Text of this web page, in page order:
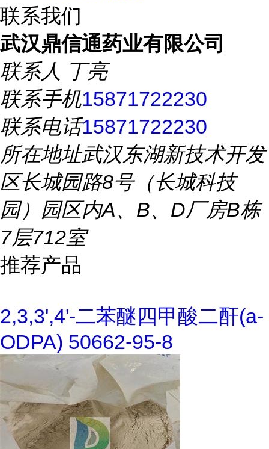
联系我们
武汉鼎信通药业有限公司
联系人 丁亮
联系手机15871722230
联系电话15871722230
所在地址武汉东湖新技术开发
区长城园路8号（长城科技
园）园区内A、B、D厂房B栋
7层712室
推荐产品
2,3,3',4'-二苯醚四甲酸二酐(a-
ODPA) 50662-95-8